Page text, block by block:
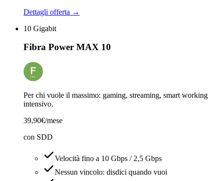
Dettagli offerta →
10 Gigabit
Fibra Power MAX 10
Per chi vuole il massimo: gaming, streaming, smart working
intensivo.
39,90€/mese
con SDD
Velocità fino a 10 Gbps / 2,5 Gbps
Nessun vincolo: disdici quando vuoi